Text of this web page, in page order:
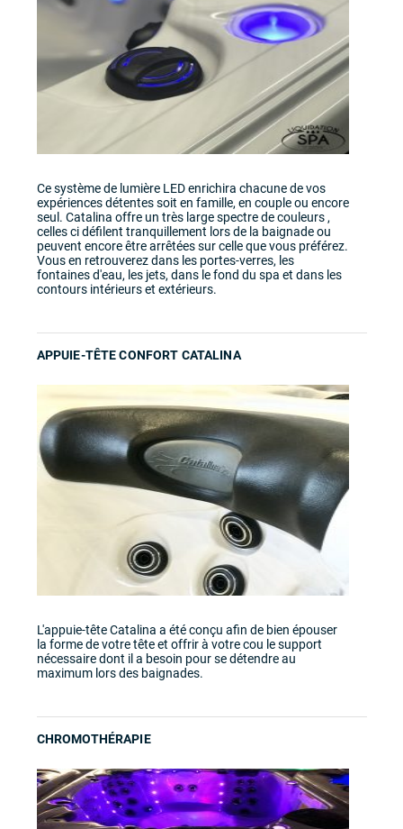
Ce système de lumière LED enrichira chacune de vos
expériences détentes soit en famille, en couple ou encore
seul. Catalina offre un très large spectre de couleurs ,
celles ci défilent tranquillement lors de la baignade ou
peuvent encore être arrêtées sur celle que vous préférez.
Vous en retrouverez dans les portes-verres, les
fontaines d'eau, les jets, dans le fond du spa et dans les
contours intérieurs et extérieurs.
APPUIE-TÊTE CONFORT CATALINA
L'appuie-tête Catalina a été conçu afin de bien épouser
la forme de votre tête et offrir à votre cou le support
nécessaire dont il a besoin pour se détendre au
maximum lors des baignades.
CHROMOTHÉRAPIE